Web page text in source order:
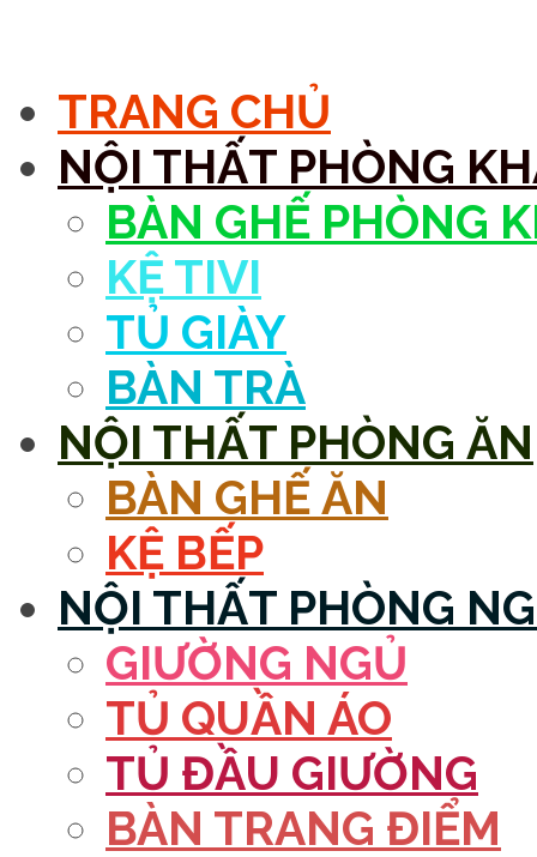
TRANG CHỦ
NỘI THẤT PHÒNG
BÀN GHẾ PHÒNG
KỆ TIVI
TỦ GIÀY
BÀN TRÀ
NỘI THẤT PHÒNG ĂN
BÀN GHẾ ĂN
KỆ BẾP
NỘI THẤT PHÒNG
GIƯỜNG NGỦ
TỦ QUẦN ÁO
TỦ ĐẦU GIƯỜNG
BÀN TRANG ĐIỂM